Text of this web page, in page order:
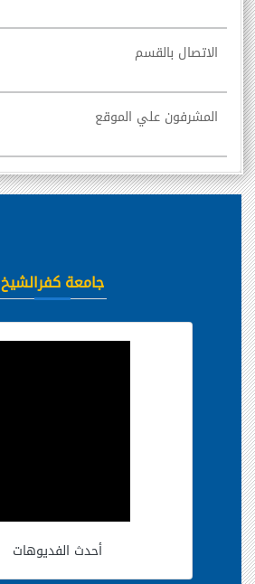
الاتصال بالقسم
المشرفون علي الموقع
جامعة كفرالشيخ
أحدث الفديوهات